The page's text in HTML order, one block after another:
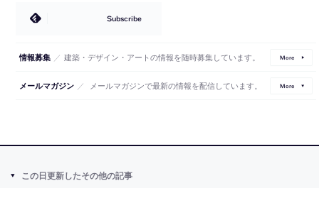
Subscribe
情報募集 ／ 建築・デザイン・アートの情報を随時募集しています。 More
メールマガジン ／ メールマガジンで最新の情報を配信しています。 More
この日更新したその他の記事